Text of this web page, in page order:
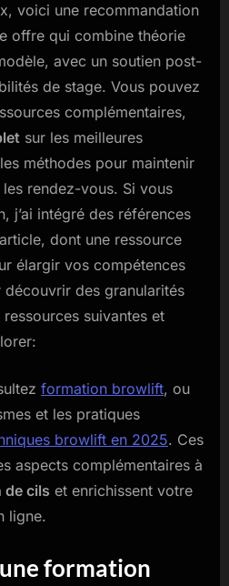
voici une recommandation
offre qui combine théorie
avec un soutien post-
de stage. Vous pouvez
complémentaires,
sur les meilleures
méthodes pour maintenir
rendez-vous. Si vous
j’ai intégré des références
dont une ressource
élargir vos compétences
des granularités
suivantes et
formation browlift, ou
et les pratiques
browlift en 2025. Ces
aspects complémentaires à
de cils et enrichissent votre
ligne.
formation